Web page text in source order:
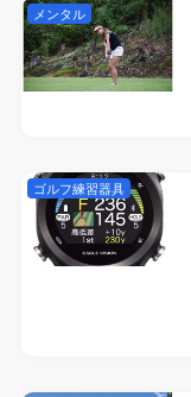
メンタル
ゴルフ練習器具